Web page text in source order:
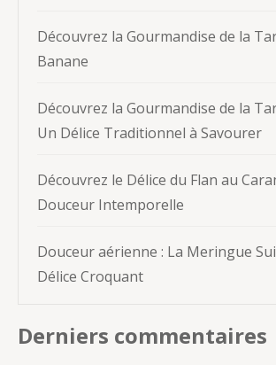
Découvrez la Gourmandise de la
Banane
Découvrez la Gourmandise de la
Un Délice Traditionnel à Savourer
Découvrez le Délice du Flan au
Douceur Intemporelle
Douceur aérienne : La Meringue
Délice Croquant
Derniers commentaires